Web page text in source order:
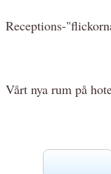
Receptions-
Vårt nya rum på